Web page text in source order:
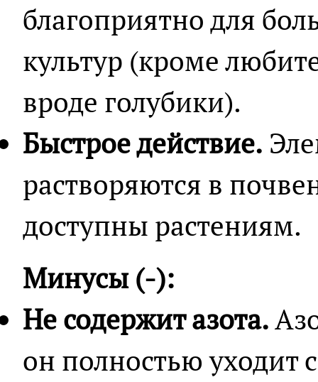
благоприятно для
культур (кроме
вроде голубики).
Быстрое действие.
растворяются в
доступны растениям.
Минусы (-):
Не содержит азота.
он полностью уходит